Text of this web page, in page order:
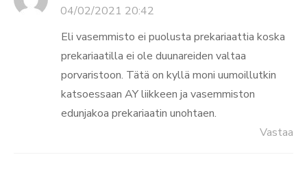
04/02/2021 20:42
Eli vasemmisto ei puolusta prekariaattia koska
prekariaatilla ei ole duunareiden valtaa
porvaristoon. Tätä on kyllä moni uumoillutkin
katsoessaan AY liikkeen ja vasemmiston
edunjakoa prekariaatin unohtaen.
Vastaa